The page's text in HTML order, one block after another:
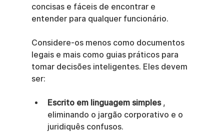
concisas e fáceis de encontrar e
entender para qualquer funcionário.
Considere-os menos como documentos
legais e mais como guias práticos para
tomar decisões inteligentes. Eles devem
ser:
Escrito em linguagem simples ,
eliminando o jargão corporativo e o
juridiquês confusos.